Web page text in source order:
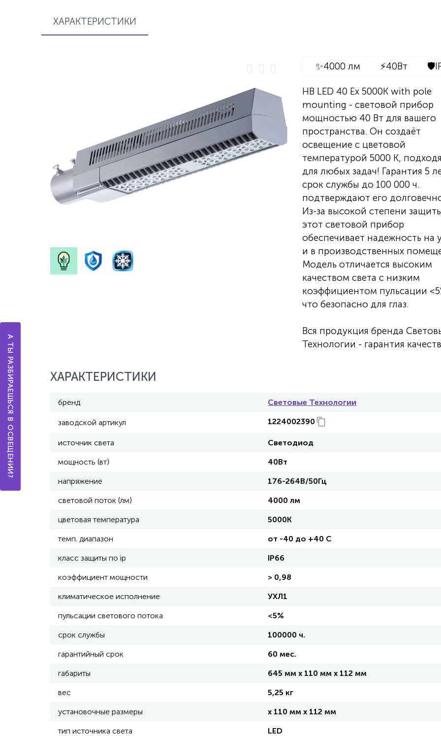
ХАРАКТЕРИСТИКИ
✨4000 лм ⚡40Вт 🛡️
HB LED 40 Ex 5000K with pole
mounting - световой прибор
мощностью 40 Вт для вашего
пространства. Он создаёт
освещение с цветовой
температурой 5000 K,
для любых задач! Гарантия 5
срок службы до 100 000 ч.
подтверждают его
Из-за высокой степени
этот световой прибор
обеспечивает надежность на
и в производственных
Модель отличается высоким
качеством света с низким
коэффициентом пульсации
что безопасно для глаз.
Вся продукция бренда
Технологии - гарантия
ХАРАКТЕРИСТИКИ
бренд Световые Технологии
заводской артикул 1224002390
источник света Светодиод
мощность (вт) 40Вт
напряжение 176-264В/50Гц
световой поток (лм) 4000 лм
цветовая температура 5000К
темп. диапазон от -40 до +40 C
класс защиты по ip IP66
коэффициент мощности > 0,98
климатическое исполнение УХЛ1
пульсации светового потока <5%
срок службы 100000 ч.
гарантийный срок 60 мес.
габариты 645 мм x 110 мм x 112 мм
вес 5,25 кг
установочные размеры x 110 мм x 112 мм
тип источника света LED
А ТЫ РАЗБИРАЕШЬСЯ В ОСВЕЩЕНИИ?